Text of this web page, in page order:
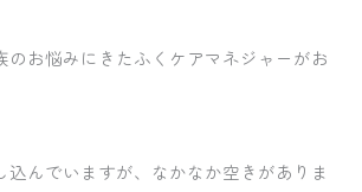
のお悩みにきたふくケアマネジャーがお
込んでいますが、なかなか空きがありま